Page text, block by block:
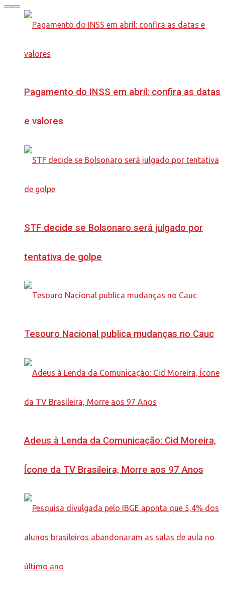
Pagamento do INSS em abril: confira as datas
e valores
STF decide se Bolsonaro será julgado por
tentativa de golpe
Tesouro Nacional publica mudanças no Cauc
Adeus à Lenda da Comunicação: Cid Moreira,
Ícone da TV Brasileira, Morre aos 97 Anos